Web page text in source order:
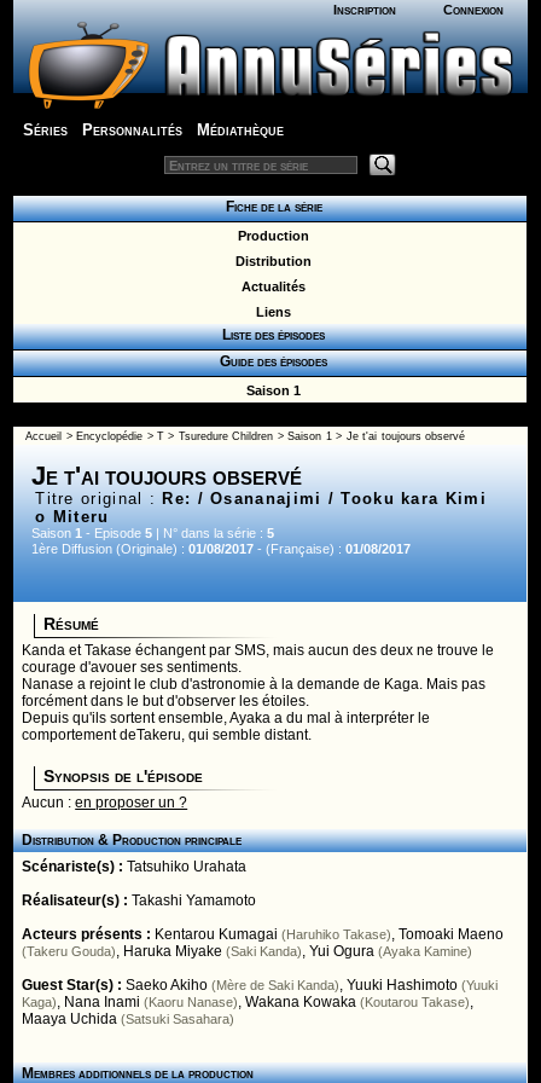
Inscription Connexion
Séries Personnalités Médiathèque
Fiche de la série
Production
Distribution
Actualités
Liens
Liste des épisodes
Guide des épisodes
Saison 1
Accueil > Encyclopédie >T > Tsuredure Children >Saison 1> Je t'ai toujours observé
Je t'ai toujours observé
Titre original : Re: / Osananajimi / Tooku kara Kimi
o Miteru
Saison1 - Episode5 | N° dans la série :5
1ère Diffusion (Originale) :01/08/2017 - (Française) :01/08/2017
Résumé
Kanda et Takase échangent par SMS, mais aucun des deux ne trouve le
courage d'avouer ses sentiments.
Nanase a rejoint le club d'astronomie à la demande de Kaga. Mais pas
forcément dans le but d'observer les étoiles.
Depuis qu'ils sortent ensemble, Ayaka a du mal à interpréter le
comportement deTakeru, qui semble distant.
Synopsis de l'épisode
Aucun :en proposer un ?
Distribution & Production principale
Scénariste(s) :Tatsuhiko Urahata
Réalisateur(s) :Takashi Yamamoto
Acteurs présents : Kentarou Kumagai (Haruhiko Takase),Tomoaki Maeno
(Takeru Gouda), Haruka Miyake (Saki Kanda),Yui Ogura (Ayaka Kamine)
Guest Star(s) :Saeko Akiho (Mère de Saki Kanda),Yuuki Hashimoto (Yuuki
Kaga), Nana Inami (Kaoru Nanase),Wakana Kowaka (Koutarou Takase),
Maaya Uchida (Satsuki Sasahara)
Membres additionnels de la production